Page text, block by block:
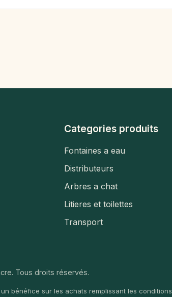
Categories produits
Fontaines a eau
Distributeurs
Arbres a chat
Litieres et toilettes
Transport
Tous droits réservés.
bénéfice sur les achats remplissant les conditions